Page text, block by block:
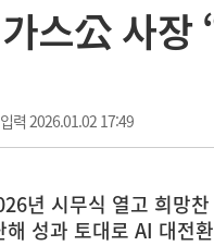
스公 사장
입력 2026.01.02 17:49
년 시무식 열고 희망
해 성과 토대로 AI 대전